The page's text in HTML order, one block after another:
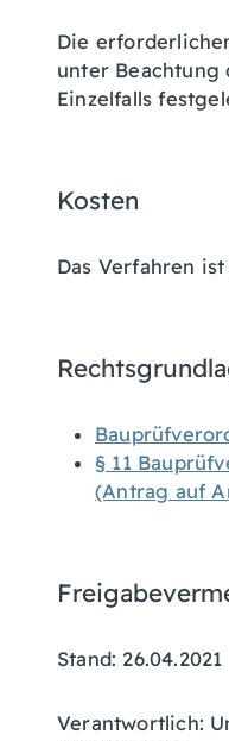
Die
unter Beachtung
Einzelfalls
Kosten
Das Verfahren
§ 11
(Antrag auf
Stand: 26.04.2021
Verantwortlich: